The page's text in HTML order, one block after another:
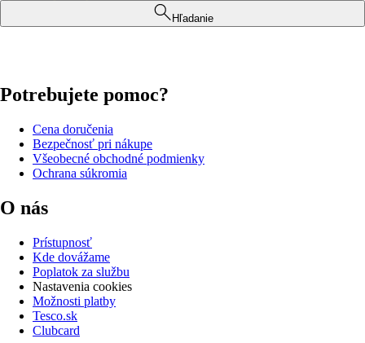
Hľadanie
Potrebujete pomoc?
Cena doručenia
Bezpečnosť pri nákupe
Všeobecné obchodné podmienky
Ochrana súkromia
O nás
Prístupnosť
Kde dovážame
Poplatok za službu
Nastavenia cookies
Možnosti platby
Tesco.sk
Clubcard